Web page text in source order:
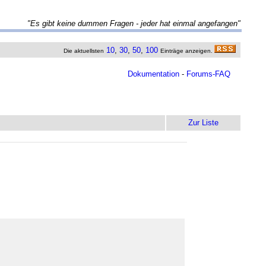
"Es gibt keine dummen Fragen - jeder hat einmal angefangen"
Die aktuellsten 10, 30, 50, 100 Einträge anzeigen.
Dokumentation - Forums-FAQ
Zur Liste